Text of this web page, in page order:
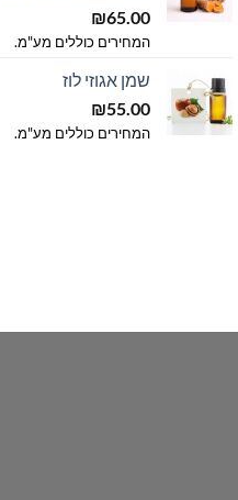
₪65.00
המחירים כוללים מע"מ.
שמן אגוזי לוז
₪55.00
המחירים כוללים מע"מ.